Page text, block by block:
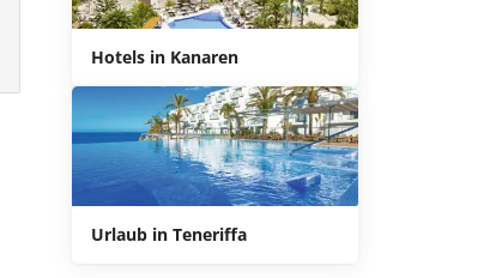
Hotels in Kanaren
Urlaub in Teneriffa